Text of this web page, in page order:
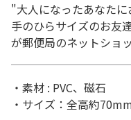
"大人になったあなた
手のひらサイズのお友
が郵便局のネットショ
・素材 : PVC、磁石
・サイズ：全高約